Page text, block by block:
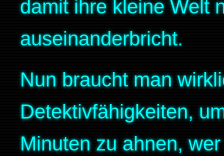
damit ihre kleine Welt
auseinanderbricht.
Nun braucht man
Detektivfähigkeiten,
Minuten zu ahnen,